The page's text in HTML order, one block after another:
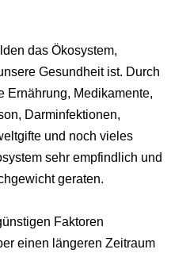
das Ökosystem,
Gesundheit ist. Durch
Ernährung, Medikamente,
Darminfektionen,
und noch vieles
sehr empfindlich und
geraten.
Faktoren
einen längeren Zeitraum